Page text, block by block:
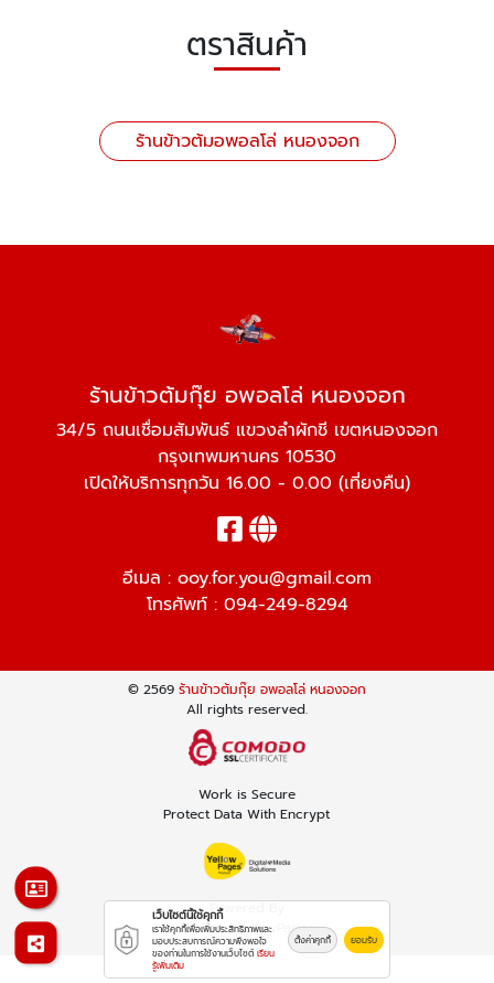
ตราสินค้า
ร้านข้าวต้มอพอลโล่ หนองจอก
ร้านข้าวต้มกุ๊ย อพอลโล่ หนองจอก
34/5 ถนนเชื่อมสัมพันธ์ แขวงลำผักชี เขตหนองจอก
กรุงเทพมหานคร 10530
เปิดให้บริการทุกวัน 16.00 - 0.00 (เที่ยงคืน)
อีเมล : ooy.for.you@gmail.com
โทรศัพท์ : 094-249-8294
© 2569 ร้านข้าวต้มกุ๊ย อพอลโล่ หนองจอก
All rights reserved.
Work is Secure
Protect Data With Encrypt
Powered By
Thailand YellowPages
เว็บไซต์นี้ใช้คุกกี้
เราใช้คุกกี้เพื่อเพิ่มประสิทธิภาพและ
มอบประสบการณ์ความพึงพอใจ
ของท่านในการใช้งานเว็บไซต์ เรียน
รู้เพิ่มเติม
ตั้งค่าคุกกี้ ยอมรับ